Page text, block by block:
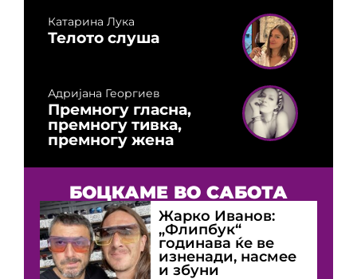
Катарина Лука
Телото слуша
Адријана Георгиев
Премногу гласна,
премногу тивка,
премногу жена
БОЦКАМЕ ВО САБОТА
Жарко Иванов:
„Флипбук“
годинава ќе ве
изненади, насмее
и збуни